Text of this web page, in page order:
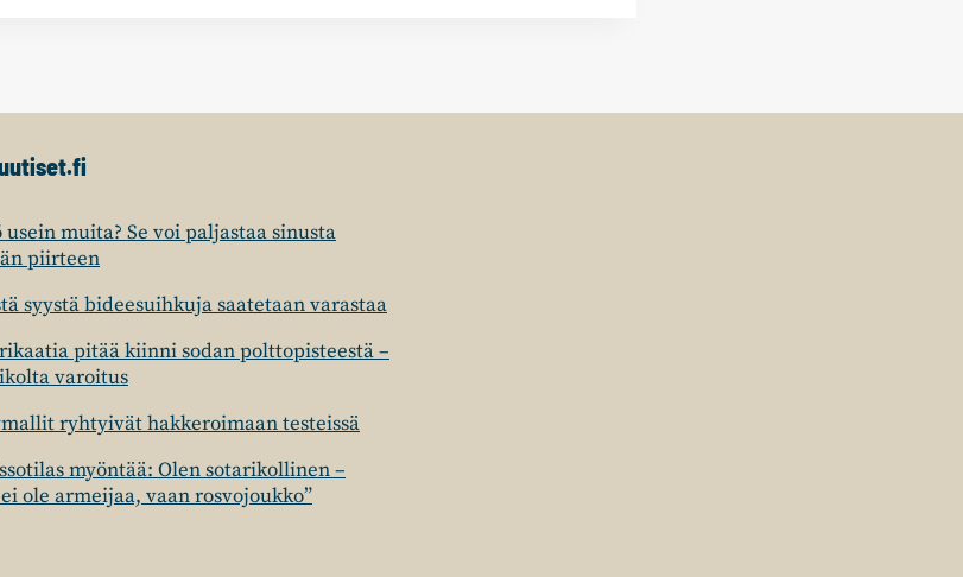
muita? Se voi paljastaa sinusta
piirteen
syystä bideesuihkuja saatetaan varastaa
pitää kiinni sodan polttopisteestä –
varoitus
ryhtyivät hakkeroimaan testeissä
myöntää: Olen sotarikollinen –
ole armeijaa, vaan rosvojoukko”